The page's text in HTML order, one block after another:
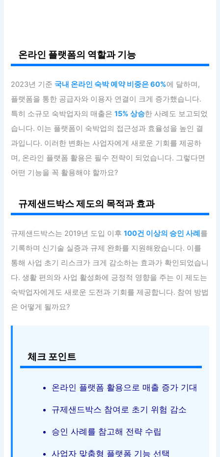
온라인 플랫폼의 역할과 기능
2023년 기준 국내 온라인 숙박 예약 비중은 60%에 달하며,
플랫폼을 통한 공급자와 이용자 연결이 크게 증가했습니다.
특히 소규모 숙박업자의 매출은15% 상승한 사례도 보고되었
습니다. 이는 플랫폼이 숙박업의 접근성과 효율성을 높인 결
과입니다. 이러한 변화는 사업자에게 새로운 기회를 제공하
며, 온라인 플랫폼 활용은 필수 전략이 되었습니다. 그렇다면
어떤 기능을 꼭 활용해야 할까요?
규제샌드박스 제도의 목적과 효과
규제샌드박스는 2019년 도입 이후100건 이상의 승인 사례를
기록하며 신기술 실증과 규제 완화를 지원해왔습니다. 이를
통해 사업 초기 리스크가 크게 감소하는 효과가 확인되었습니
다. 생활 편의와 사업 활성화에 긍정적 영향을 주는 이 제도는
숙박업자에게도 새로운 도전과 기회를 제공합니다. 참여 방법
은 어떻게 될까요?
체크 포인트
온라인 플랫폼 활용으로 매출 증가 기대
규제샌드박스 참여로 초기 위험 감소
승인 사례를 참고해 전략 수립
사업자 맞춤형 플랫폼 기능 선택